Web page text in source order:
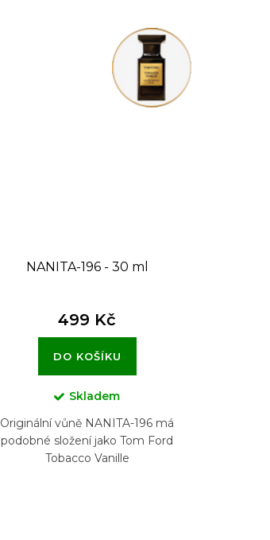
NANITA-196 - 30 ml
499 Kč
DO KOŠÍKU
Skladem
Originální vůně NANITA-196 má
podobné složení jako Tom Ford
Tobacco Vanille